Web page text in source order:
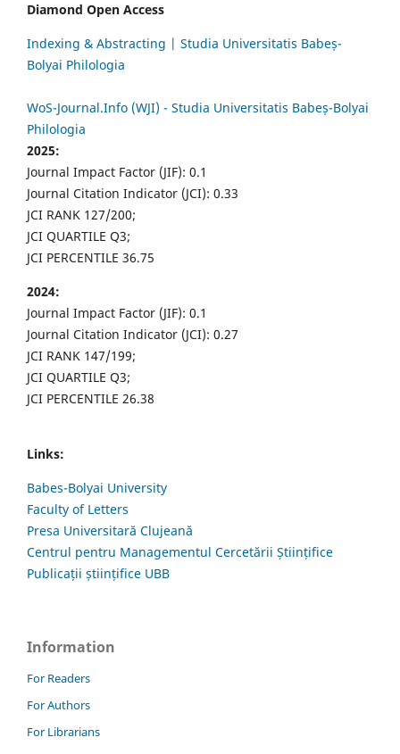
Diamond Open Access
Indexing & Abstracting | Studia Universitatis Babeș-
Bolyai Philologia
WoS-Journal.Info (WJI) - Studia Universitatis Babeș-Bolyai
Philologia
2025:
Journal Impact Factor (JIF): 0.1
Journal Citation Indicator (JCI): 0.33
JCI RANK 127/200;
JCI QUARTILE Q3;
JCI PERCENTILE 36.75
2024:
Journal Impact Factor (JIF): 0.1
Journal Citation Indicator (JCI): 0.27
JCI RANK 147/199;
JCI QUARTILE Q3;
JCI PERCENTILE 26.38
Links:
Babes-Bolyai University
Faculty of Letters
Presa Universitară Clujeană
Centrul pentru Managementul Cercetării Științifice
Publicații științifice UBB
Information
For Readers
For Authors
For Librarians